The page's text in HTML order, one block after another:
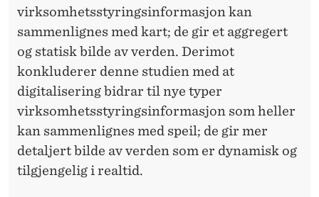
virksomhetsstyringsinformasjon kan
sammenlignes med kart; de gir et aggregert
og statisk bilde av verden. Derimot
konkluderer denne studien med at
digitalisering bidrar til nye typer
virksomhetsstyringsinformasjon som heller
kan sammenlignes med speil; de gir mer
detaljert bilde av verden som er dynamisk og
tilgjengelig i realtid.